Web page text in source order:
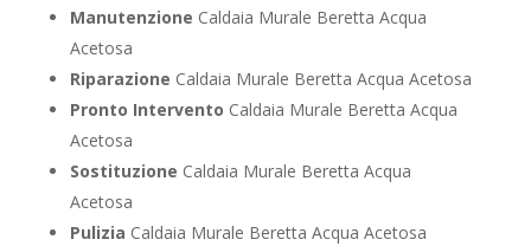
Manutenzione Caldaia Murale Beretta Acqua
Acetosa
Riparazione Caldaia Murale Beretta Acqua Acetosa
Pronto Intervento Caldaia Murale Beretta Acqua
Acetosa
Sostituzione Caldaia Murale Beretta Acqua
Acetosa
Pulizia Caldaia Murale Beretta Acqua Acetosa